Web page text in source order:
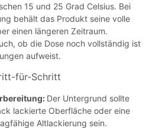
15 und 25 Grad Celsius. Bei
behält das Produkt seine volle
einen längeren Zeitraum.
ob die Dose noch vollständig ist
aufweist.
für-Schritt
Der Untergrund sollte
lackierte Oberfläche oder eine
Altlackierung sein.